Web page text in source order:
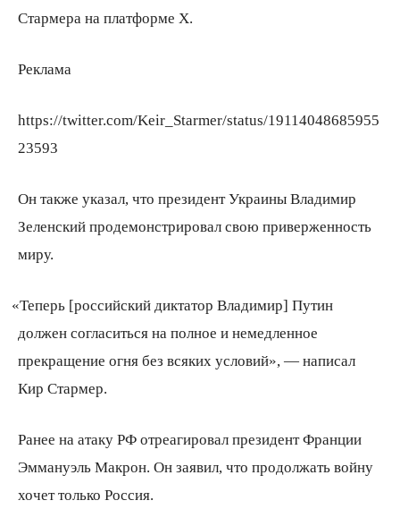
Стармера на платформе Х.
Реклама
https://twitter.com/Keir_Starmer/status/19114048685955
23593
Он также указал, что президент Украины Владимир
Зеленский продемонстрировал свою приверженность
миру.
«Теперь [российский диктатор Владимир] Путин
должен согласиться на полное и немедленное
прекращение огня без всяких условий», — написал
Кир Стармер.
Ранее на атаку РФ отреагировал президент Франции
Эммануэль Макрон. Он заявил, что продолжать войну
хочет только Россия.